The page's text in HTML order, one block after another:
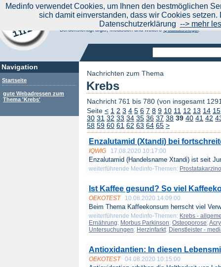
Navigation
Startseite
gute Webadressen zum
Thema 'Krebs'
Aktuelle Nachrichten|
Suchen Sie noch oder Finden Sie schon?
Medinfo.de - Meta-Portal für Gesundheitsthemen
Berücksichtigt afgis, Medisuch und weitereQualitätssiegel.
Nachrichten zum Thema
Krebs
Nachricht 761 bis 780 (von insgesamt
Seite < 1 2 3 4 5 6 7 8 9 10 11 12 13 14 15
30 31 32 33 34 35 36 37 38 39 40 41 42
58 59 60 61 62 63 64 65 >
Enzalutamid (Xtandi) bei
IQWIG 17.08.2020 10:17:00
Enzalutamid (Handelsname Xtandi) ist seit
weiterführende Medinfo-Themen:
Ist Kaffee gesund? So viel
OEKOTEST 10.08.2020 14:09:00
Beim Thema Kaffeekonsum herrscht viel
weiterführende Medinfo-Themen: Krebs -
Ernährung; Morbus Parkinson; Osteoporose;
Untersuchungen; Herzinfarkt; Dienstleister -
Antioxidantien: In diesen
OEKOTEST 04.08.2020 10:15:00
Medinfo verwendet Cookies, um Ihnen den bestmöglichen
sich damit einverstanden, dass wir Cookies
Datenschutzerklärung --> mehr